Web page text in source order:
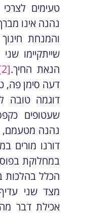
טעימים
נהנה אינו
והמנחת
שייתקיימו
הנאת החיך.[2]
דעה סימן פה,
דוגמה טובה
שעטופים
נהנה מטעמם,
דורנו מורים
במחלוקת
הכלל בהלכות
מצד שני
אכילת דבר